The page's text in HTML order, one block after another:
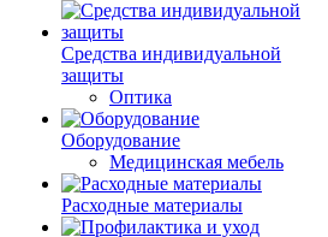
Средства индивидуальной
защиты
Оптика
Оборудование
Медицинская мебель
Расходные материалы